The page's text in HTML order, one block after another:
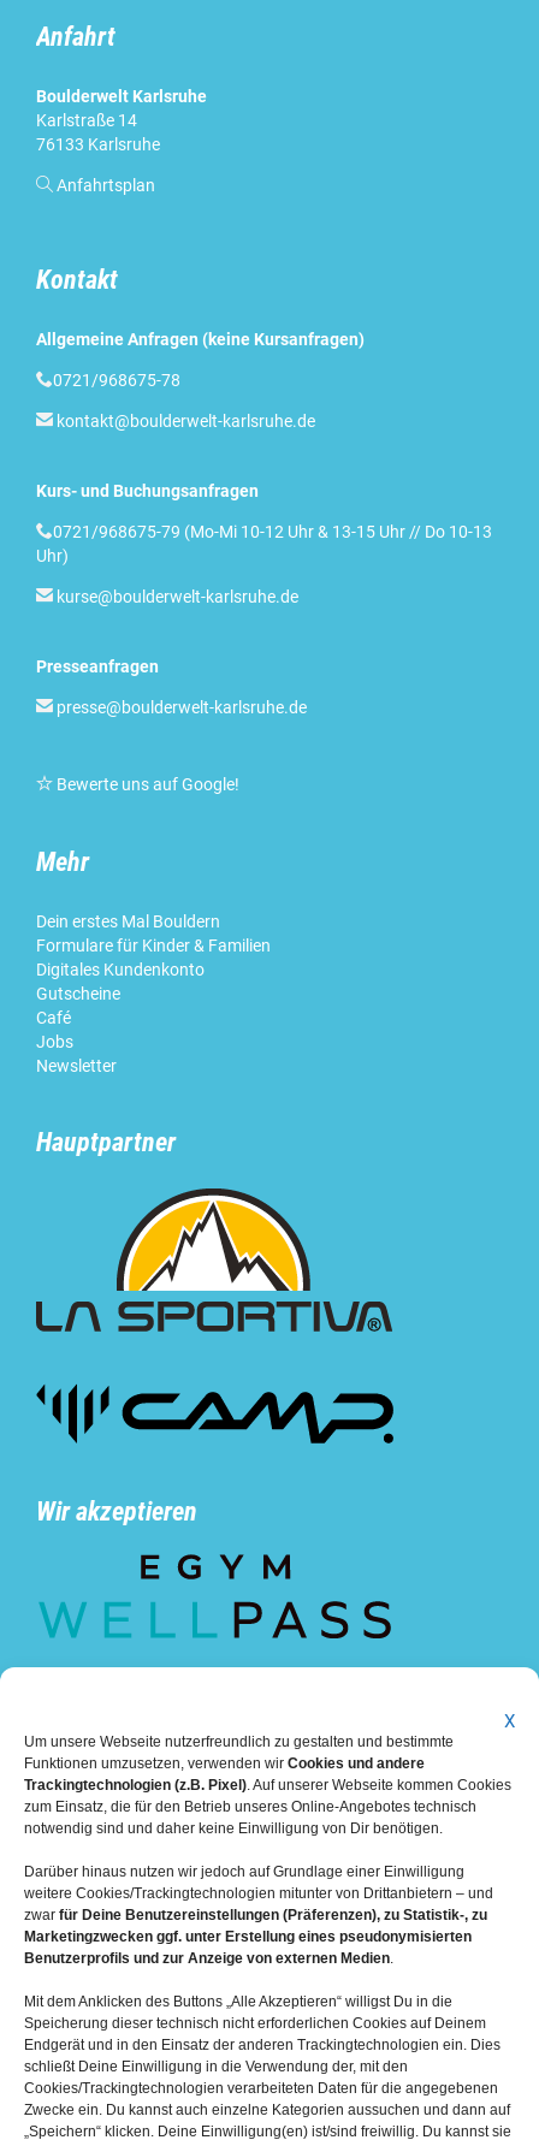
X
Um unsere Webseite nutzerfreundlich zu gestalten und bestimmte
Funktionen umzusetzen, verwenden wir Cookies und andere
Trackingtechnologien (z.B. Pixel). Auf unserer Webseite kommen Cookies
zum Einsatz, die für den Betrieb unseres Online-Angebotes technisch
notwendig sind und daher keine Einwilligung von Dir benötigen.
Darüber hinaus nutzen wir jedoch auf Grundlage einer Einwilligung
weitere Cookies/Trackingtechnologien mitunter von Drittanbietern – und
zwar für Deine Benutzereinstellungen (Präferenzen), zu Statistik-, zu
Marketingzwecken ggf. unter Erstellung eines pseudonymisierten
Benutzerprofils und zur Anzeige von externen Medien.
Mit dem Anklicken des Buttons „Alle Akzeptieren“ willigst Du in die
Speicherung dieser technisch nicht erforderlichen Cookies auf Deinem
Endgerät und in den Einsatz der anderen Trackingtechnologien ein. Dies
schließt Deine Einwilligung in die Verwendung der, mit den
Cookies/Trackingtechnologien verarbeiteten Daten für die angegebenen
Zwecke ein. Du kannst auch einzelne Kategorien aussuchen und dann auf
„Speichern“ klicken. Deine Einwilligung(en) ist/sind freiwillig. Du kannst sie
Anfahrt
Boulderwelt Karlsruhe
Karlstraße 14
76133 Karlsruhe
 Anfahrtsplan
Kontakt
Allgemeine Anfragen (keine Kursanfragen)
0721/968675-78
 kontakt@boulderwelt-karlsruhe.de
Kurs- und Buchungsanfragen
0721/968675-79 (Mo-Mi 10-12 Uhr & 13-15 Uhr // Do 10-13
Uhr)
 kurse@boulderwelt-karlsruhe.de
Presseanfragen
 presse@boulderwelt-karlsruhe.de
 Bewerte uns auf Google!
Mehr
Dein erstes Mal Bouldern
Formulare für Kinder & Familien
Digitales Kundenkonto
Gutscheine
Café
Jobs
Newsletter
Hauptpartner
Wir akzeptieren
Mehr über die Boulderwelt
 Unsere Hallen im Überblick